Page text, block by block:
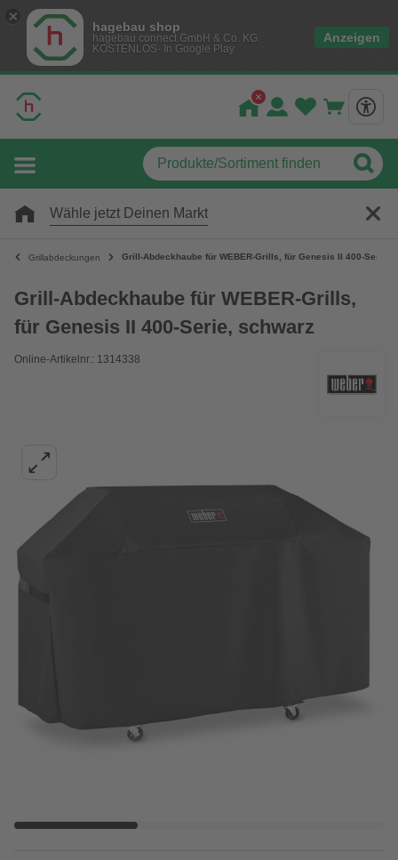
hagebau shop
hagebau connect GmbH & Co. KG
KOSTENLOS- In Google Play
Anzeigen
Wähle jetzt Deinen Markt
Grillabdeckungen Grill-Abdeckhaube für WEBER-Grills, für Genesis II 400-Serie,
Grill-Abdeckhaube für WEBER-Grills,
für Genesis II 400-Serie, schwarz
Online-Artikelnr.: 1314338